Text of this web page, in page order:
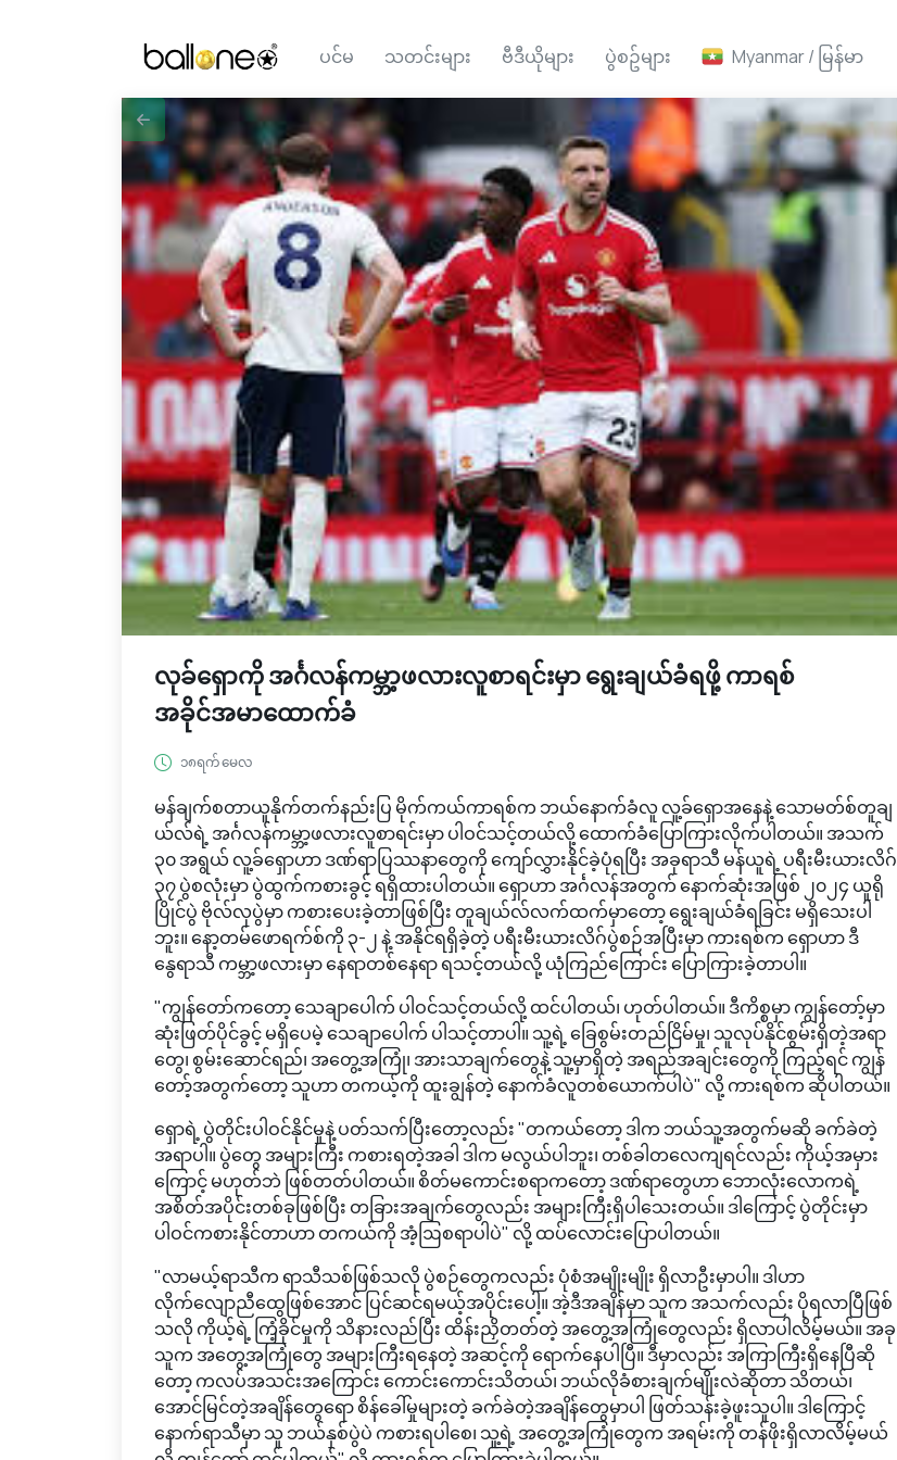
ပင်မ သတင်းများ ဗီဒီယိုများ ပွဲစဥ်များ Myanmar / မြန်မာ
လုခ်ရှောကို အင်္ဂလန်ကမ္ဘာ့ဖလားလူစာရင်းမှာ ရွေးချယ်ခံရဖို့ ကာရစ်
အခိုင်အမာထောက်ခံ
၁၈ရက် မေလ
မန်ချက်စတာယူနိုက်တက်နည်းပြ မိုက်ကယ်ကာရစ်က ဘယ်နောက်ခံလူ လူ့ခ်ရှောအနေနဲ့ သောမတ်စ်တူချ
ယ်လ်ရဲ့ အင်္ဂလန်ကမ္ဘာ့ဖလားလူစာရင်းမှာ ပါဝင်သင့်တယ်လို့ ထောက်ခံပြောကြားလိုက်ပါတယ်။ အသက်
၃၀ အရွယ် လူ့ခ်ရှောဟာ ဒဏ်ရာပြဿနာတွေကို ကျော်လွှားနိုင်ခဲ့ပုံရပြီး အခုရာသီ မန်ယူရဲ့ ပရီးမီးယားလိဂ်
၃၇ ပွဲစလုံးမှာ ပွဲထွက်ကစားခွင့် ရရှိထားပါတယ်။ ရှောဟာ အင်္ဂလန်အတွက် နောက်ဆုံးအဖြစ် ၂၀၂၄ ယူရို
ပြိုင်ပွဲ ဗိုလ်လုပွဲမှာ ကစားပေးခဲ့တာဖြစ်ပြီး တူချယ်လ်လက်ထက်မှာတော့ ရွေးချယ်ခံရခြင်း မရှိသေးပါ
ဘူး။ နော့တမ်ဖောရက်စ်ကို ၃-၂ နဲ့ အနိုင်ရရှိခဲ့တဲ့ ပရီးမီးယားလိဂ်ပွဲစဉ်အပြီးမှာ ကားရစ်က ရှောဟာ ဒီ
နွေရာသီ ကမ္ဘာ့ဖလားမှာ နေရာတစ်နေရာ ရသင့်တယ်လို့ ယုံကြည်ကြောင်း ပြောကြားခဲ့တာပါ။
"ကျွန်တော်ကတော့ သေချာပေါက် ပါဝင်သင့်တယ်လို့ ထင်ပါတယ်၊ ဟုတ်ပါတယ်။ ဒီကိစ္စမှာ ကျွန်တော့်မှာ
ဆုံးဖြတ်ပိုင်ခွင့် မရှိပေမဲ့ သေချာပေါက် ပါသင့်တာပါ။ သူ့ရဲ့ ခြေစွမ်းတည်ငြိမ်မှု၊ သူလုပ်နိုင်စွမ်းရှိတဲ့အရာ
တွေ၊ စွမ်းဆောင်ရည်၊ အတွေ့အကြုံ၊ အားသာချက်တွေနဲ့ သူ့မှာရှိတဲ့ အရည်အချင်းတွေကို ကြည့်ရင် ကျွန်
တော့်အတွက်တော့ သူဟာ တကယ့်ကို ထူးချွန်တဲ့ နောက်ခံလူတစ်ယောက်ပါပဲ" လို့ ကားရစ်က ဆိုပါတယ်။
ရှောရဲ့ ပွဲတိုင်းပါဝင်နိုင်မှုနဲ့ ပတ်သက်ပြီးတော့လည်း "တကယ်တော့ ဒါက ဘယ်သူ့အတွက်မဆို ခက်ခဲတဲ့
အရာပါ။ ပွဲတွေ အများကြီး ကစားရတဲ့အခါ ဒါက မလွယ်ပါဘူး၊ တစ်ခါတလေကျရင်လည်း ကိုယ့်အမှား
ကြောင့် မဟုတ်ဘဲ ဖြစ်တတ်ပါတယ်။ စိတ်မကောင်းစရာကတော့ ဒဏ်ရာတွေဟာ ဘောလုံးလောကရဲ့
အစိတ်အပိုင်းတစ်ခုဖြစ်ပြီး တခြားအချက်တွေလည်း အများကြီးရှိပါသေးတယ်။ ဒါကြောင့် ပွဲတိုင်းမှာ
ပါဝင်ကစားနိုင်တာဟာ တကယ်ကို အံ့ဩစရာပါပဲ" လို့ ထပ်လောင်းပြောပါတယ်။
"လာမယ့်ရာသီက ရာသီသစ်ဖြစ်သလို ပွဲစဉ်တွေကလည်း ပုံစံအမျိုးမျိုး ရှိလာဦးမှာပါ။ ဒါဟာ
လိုက်လျောညီထွေဖြစ်အောင် ပြင်ဆင်ရမယ့်အပိုင်းပေါ့။ အဲ့ဒီအချိန်မှာ သူက အသက်လည်း ပိုရလာပြီဖြစ်
သလို ကိုယ့်ရဲ့ ကြံ့ခိုင်မှုကို သိနားလည်ပြီး ထိန်းညှိတတ်တဲ့ အတွေ့အကြုံတွေလည်း ရှိလာပါလိမ့်မယ်။ အခု
သူက အတွေ့အကြုံတွေ အများကြီးရနေတဲ့ အဆင့်ကို ရောက်နေပါပြီ။ ဒီမှာလည်း အကြာကြီးရှိနေပြီဆို
တော့ ကလပ်အသင်းအကြောင်း ကောင်းကောင်းသိတယ်၊ ဘယ်လိုခံစားချက်မျိုးလဲဆိုတာ သိတယ်၊
အောင်မြင်တဲ့အချိန်တွေရော စိန်ခေါ်မှုများတဲ့ ခက်ခဲတဲ့အချိန်တွေမှာပါ ဖြတ်သန်းခဲ့ဖူးသူပါ။ ဒါကြောင့်
နောက်ရာသီမှာ သူ ဘယ်နှစ်ပွဲပဲ ကစားရပါစေ၊ သူ့ရဲ့ အတွေ့အကြုံတွေက အရမ်းကို တန်ဖိုးရှိလာလိမ့်မယ်